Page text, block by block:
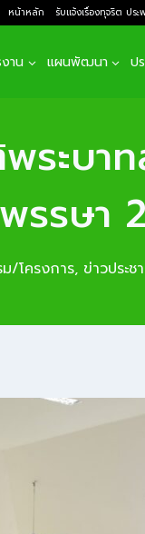
หน้าหลัก รับแจ้งเรื่องทุจริต ปร
าน แผนพัฒนา ป
ะบา
รรษ
/โครงการ, ข่าวประ